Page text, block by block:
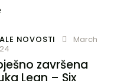
NOVOSTI
March
završena
Lean – Six